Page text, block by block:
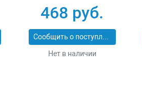
468 руб.
Сообщить о поступлении
Нет в наличии